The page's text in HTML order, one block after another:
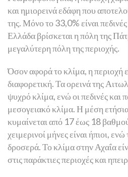
και ημιορεινά εδάφη που
της. Μόνο το 33,0% είναι
Ελλάδα βρίσκεται η πόλη της
μεγαλύτερη πόλη της περιοχής.
Όσον αφορά το κλίμα, η περιοχή
διαφορετική. Τα ορεινά της
ψυχρό κλίμα, ενώ οι πεδινές και
μεσογειακό κλίμα. Η μέση
κυμαίνεται από 17 έως 18
χειμερινοί μήνες είναι ήπιοι,
δροσερά. Το κλίμα στην Αχαΐα
στις παράκτιες περιοχές και